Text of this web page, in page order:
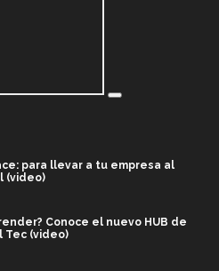
para llevar a tu empresa al
(video)
Conoce el nuevo HUB de
Tec (video)